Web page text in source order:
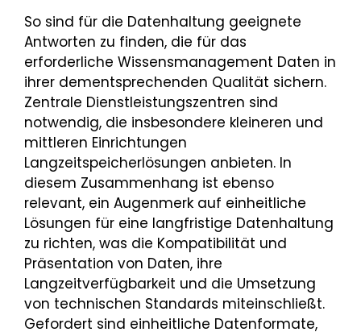
So sind für die Datenhaltung geeignete
Antworten zu finden, die für das
erforderliche Wissensmanagement Daten in
ihrer dementsprechenden Qualität sichern.
Zentrale Dienstleistungszentren sind
notwendig, die insbesondere kleineren und
mittleren Einrichtungen
Langzeitspeicherlösungen anbieten. In
diesem Zusammenhang ist ebenso
relevant, ein Augenmerk auf einheitliche
Lösungen für eine langfristige Datenhaltung
zu richten, was die Kompatibilität und
Präsentation von Daten, ihre
Langzeitverfügbarkeit und die Umsetzung
von technischen Standards miteinschließt.
Gefordert sind einheitliche Datenformate,